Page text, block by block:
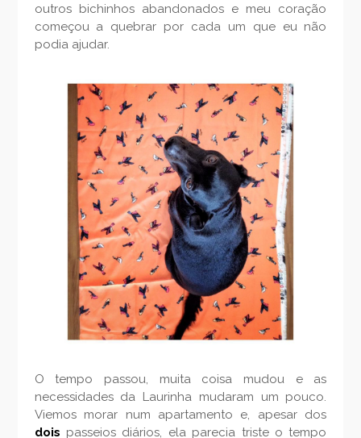
outros bichinhos abandonados e meu coração
começou a quebrar por cada um que eu não
podia ajudar.
O tempo passou, muita coisa mudou e as
necessidades da Laurinha mudaram um pouco.
Viemos morar num apartamento e, apesar dos
dois passeios diários, ela parecia triste o tempo